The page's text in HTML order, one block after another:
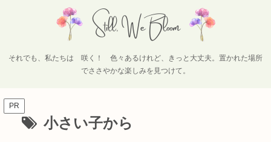
それでも、私たちは 咲く！ 色々あるけれど、きっと大丈夫。置かれた場所
でささやかな楽しみを見つけて。
PR
小さい子から